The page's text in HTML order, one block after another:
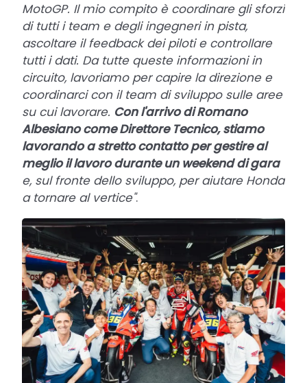
MotoGP. Il mio compito è coordinare gli sforzi
di tutti i team e degli ingegneri in pista,
ascoltare il feedback dei piloti e controllare
tutti i dati. Da tutte queste informazioni in
circuito, lavoriamo per capire la direzione e
coordinarci con il team di sviluppo sulle aree
su cui lavorare. Con l'arrivo di Romano
Albesiano come Direttore Tecnico, stiamo
lavorando a stretto contatto per gestire al
meglio il lavoro durante un weekend di gara
e, sul fronte dello sviluppo, per aiutare Honda
a tornare al vertice".